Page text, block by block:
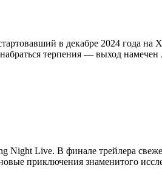
в декабре 2024 года
терпения — выход намечен
Night Live. В финале трейлера
приключения знаменитого